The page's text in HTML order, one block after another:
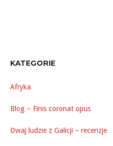
KATEGORIE
Afryka
Blog – Finis coronat opus
Dwaj ludzie z Galicji – recenzje